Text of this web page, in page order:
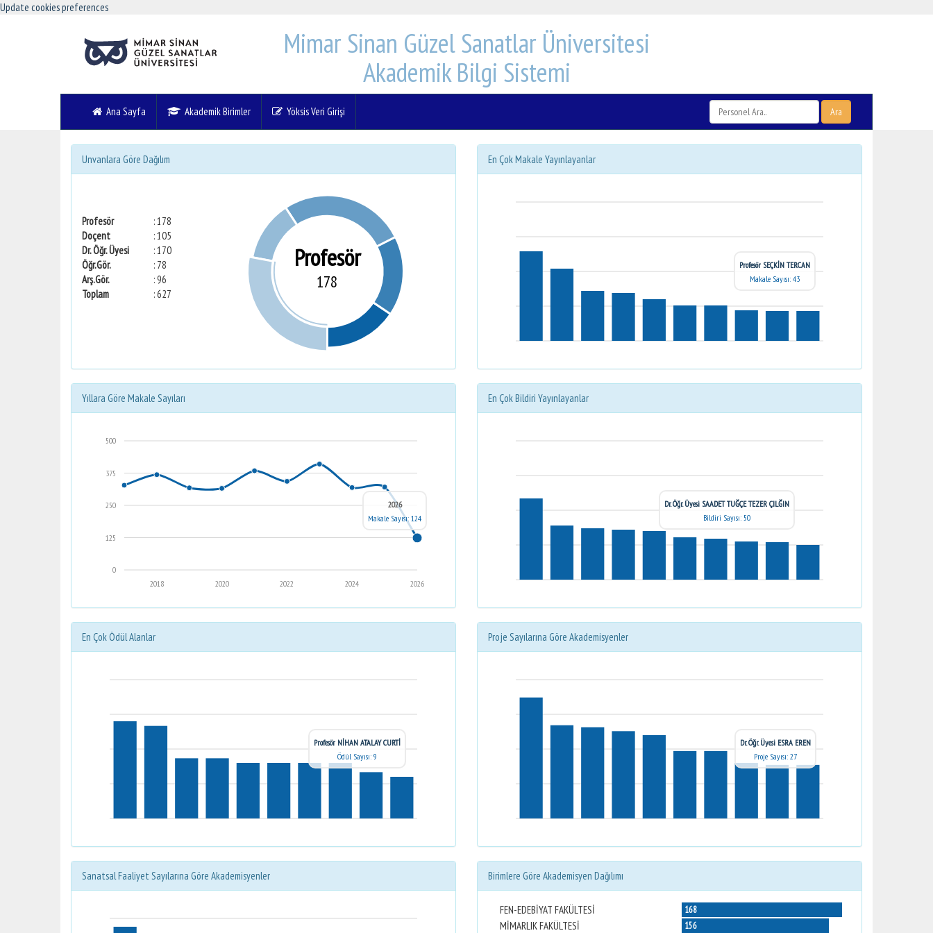
Update cookies preferences
Mimar Sinan Güzel Sanatlar Üniversitesi
Akademik Bilgi Sistemi
Ana Sayfa Akademik Birimler Yöksis Veri Girişi Ara
Unvanlara Göre Dağılım
Profesör
: 178
Doçent
: 105
Dr. Öğr. Üyesi
: 170
Öğr.Gör.
: 78
Arş.Gör.
: 96
Toplam
: 627
Profesör
178
En Çok Makale Yayınlayanlar
Profesör SEÇKİN TERCAN
Makale Sayısı: 43
Yıllara Göre Makale Sayıları
0
125
250
375
500
2026
2024
2022
2020
2018
2026
Makale Sayısı: 124
En Çok Bildiri Yayınlayanlar
Dr. Öğr. Üyesi SAADET TUĞÇE TEZER ÇILĞIN
Bildiri Sayısı: 50
En Çok Ödül Alanlar
Profesör NİHAN ATALAY CURTİ
Ödül Sayısı: 9
Proje Sayılarına Göre Akademisyenler
Dr. Öğr. Üyesi ESRA EREN
Proje Sayısı: 27
Sanatsal Faaliyet Sayılarına Göre Akademisyenler Birimlere Göre Akademisyen Dağılımı
FEN-EDEBİYAT FAKÜLTESİ
MİMARLIK FAKÜLTESİ
168
156